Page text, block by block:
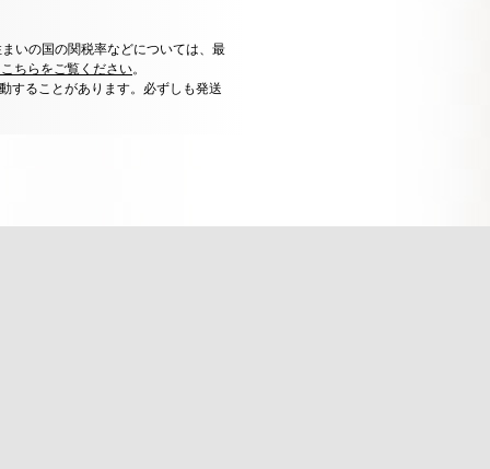
いの国の関税率などについては、最
ちらをご覧ください。
することがあります。必ずしも発送